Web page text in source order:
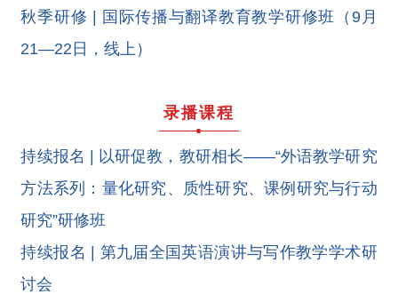
秋季研修 | 国际传播与翻译教育教学研修班（9月
21—22日，线上）
录播课程
持续报名 | 以研促教，教研相长——“外语教学研究
方法系列：量化研究、质性研究、课例研究与行动
研究”研修班
持续报名 | 第九届全国英语演讲与写作教学学术研
讨会